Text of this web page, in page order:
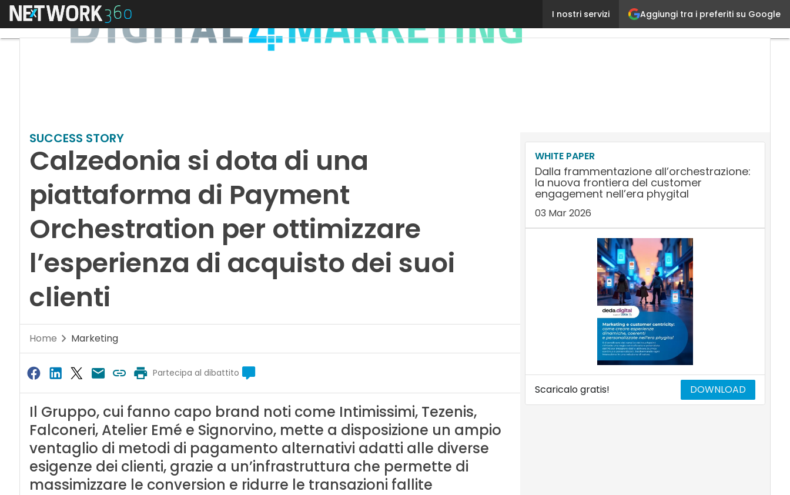
Aggiungi tra i preferiti su Google
I nostri servizi
Menu Calzedonia si dota di una piattaforma di
SUCCESS STORY
Calzedonia si dota di una
piattaforma di Payment
Orchestration per ottimizzare
l’esperienza di acquisto dei suoi
clienti
Home Marketing
Partecipa al dibattito
Il Gruppo, cui fanno capo brand noti come Intimissimi, Tezenis,
Falconeri, Atelier Emé e Signorvino, mette a disposizione un ampio
ventaglio di metodi di pagamento alternativi adatti alle diverse
esigenze dei clienti, grazie a un’infrastruttura che permette di
massimizzare le conversion e ridurre le transazioni fallite
WHITE PAPER
Dalla frammentazione all’orchestrazione:
la nuova frontiera del customer
engagement nell’era phygital
03 Mar 2026
Scaricalo gratis! DOWNLOAD